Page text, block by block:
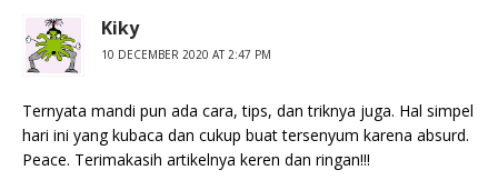
Kiky
10 DECEMBER 2020 AT 2:47 PM
Ternyata mandi pun ada cara, tips, dan triknya juga. Hal simpel
hari ini yang kubaca dan cukup buat tersenyum karena absurd.
Peace. Terimakasih artikelnya keren dan ringan!!!